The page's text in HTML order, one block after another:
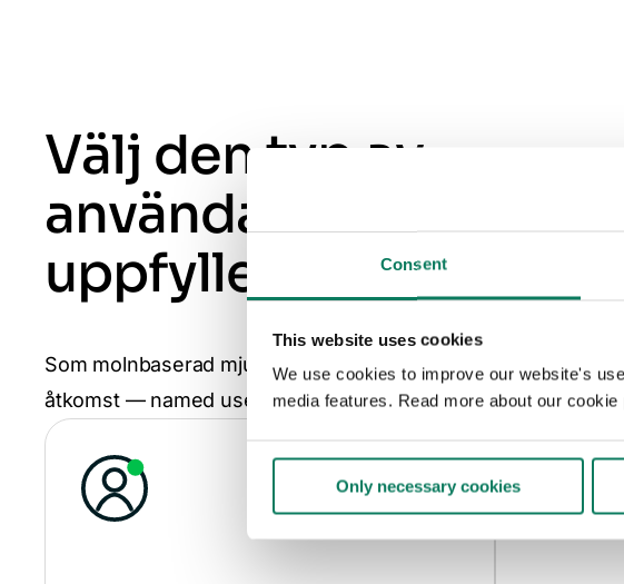
Consent
This website uses cookies
We use cookies to improve our website's
media features. Read more about our
Only necessary cookies
Välj den typ av
användarlicens som
uppfyller dina behov
Som molnbaserad mjukvara erbjuder One Click LCA dig två
åtkomst — named user license eller concurrent license.